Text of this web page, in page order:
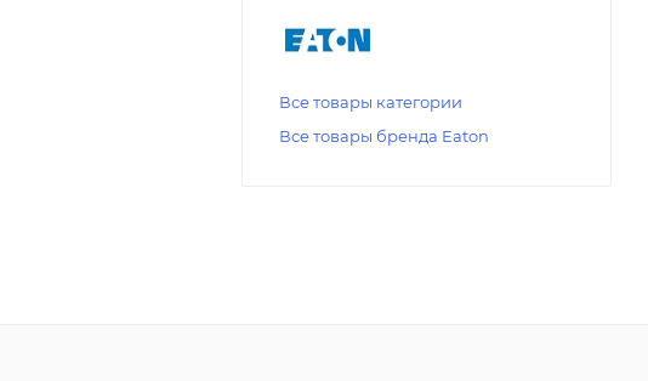
Все товары категории
Все товары бренда Eaton